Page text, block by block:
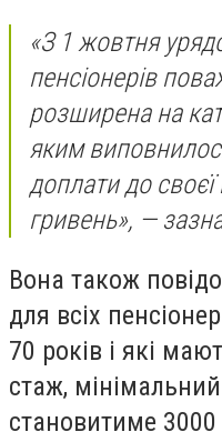
«З 1 жовтня
пенсіонерів
розширена на
яким
доплати до своєї
гривень», —
Вона також
для всіх
70 років і які
стаж, мінімальний
становитиме